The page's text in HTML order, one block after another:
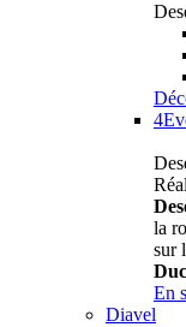
la
sur
En
Diavel